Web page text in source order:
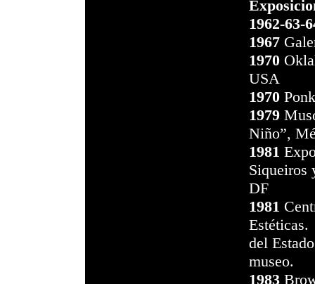
1962-63-
1967
1970
USA
1970
1979
Niño”,
1981
Siqueiros
DF
1981
Estéticas.
del
museo.
1983